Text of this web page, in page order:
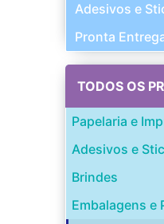
Adesivos e
Pronta
TODOS OS
Papelaria e
Adesivos e
Brindes
Embalagens e